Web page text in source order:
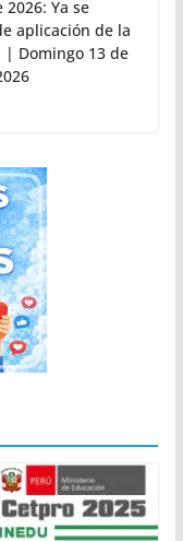
2026: Ya se
aplicación de la
| Domingo 13 de